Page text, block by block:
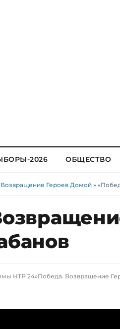
2026 ОБЩЕСТВО
Героев Домой »
НТР 24»Победа. Возвращение